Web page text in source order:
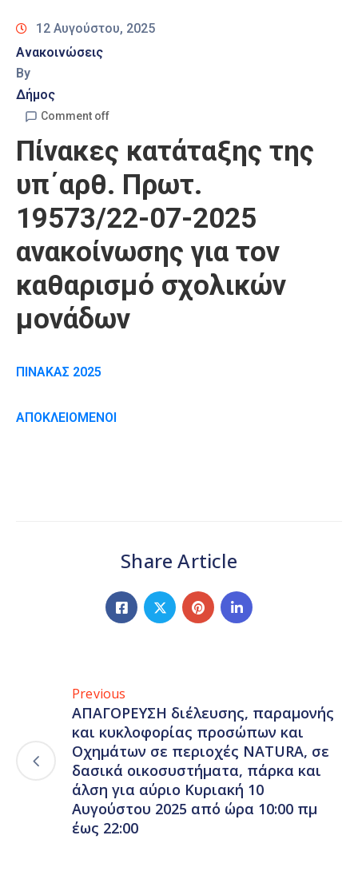
12 Αυγούστου, 2025
Ανακοινώσεις
By
Δήμος
Comment off
Πίνακες κατάταξης της
υπ΄αρθ. Πρωτ.
19573/22-07-2025
ανακοίνωσης για τον
καθαρισμό σχολικών
μονάδων
ΠΙΝΑΚΑΣ 2025
ΑΠΟΚΛΕΙΟΜΕΝΟΙ
Share Article
Previous
ΑΠΑΓΟΡΕΥΣΗ διέλευσης, παραμονής
και κυκλοφορίας προσώπων και
Οχημάτων σε περιοχές NATURA, σε
δασικά οικοσυστήματα, πάρκα και
άλση για αύριο Κυριακή 10
Αυγούστου 2025 από ώρα 10:00 πμ
έως 22:00